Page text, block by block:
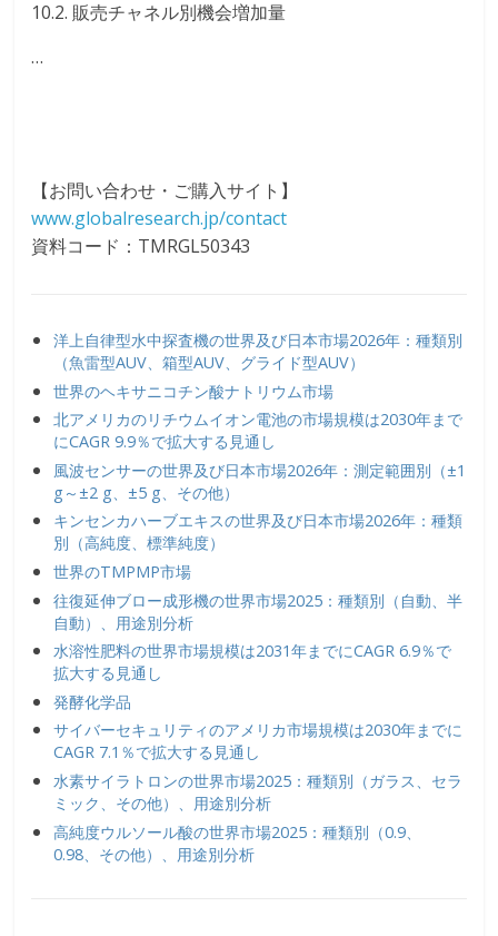
10.2. 販売チャネル別機会増加量
…
【お問い合わせ・ご購入サイト】
www.globalresearch.jp/contact
資料コード：TMRGL50343
洋上自律型水中探査機の世界及び日本市場2026年：種類別
（魚雷型AUV、箱型AUV、グライド型AUV）
世界のヘキサニコチン酸ナトリウム市場
北アメリカのリチウムイオン電池の市場規模は2030年まで
にCAGR 9.9％で拡大する見通し
風波センサーの世界及び日本市場2026年：測定範囲別（±1
g～±2 g、±5 g、その他）
キンセンカハーブエキスの世界及び日本市場2026年：種類
別（高純度、標準純度）
世界のTMPMP市場
往復延伸ブロー成形機の世界市場2025：種類別（自動、半
自動）、用途別分析
水溶性肥料の世界市場規模は2031年までにCAGR 6.9％で
拡大する見通し
発酵化学品
サイバーセキュリティのアメリカ市場規模は2030年までに
CAGR 7.1％で拡大する見通し
水素サイラトロンの世界市場2025：種類別（ガラス、セラ
ミック、その他）、用途別分析
高純度ウルソール酸の世界市場2025：種類別（0.9、
0.98、その他）、用途別分析